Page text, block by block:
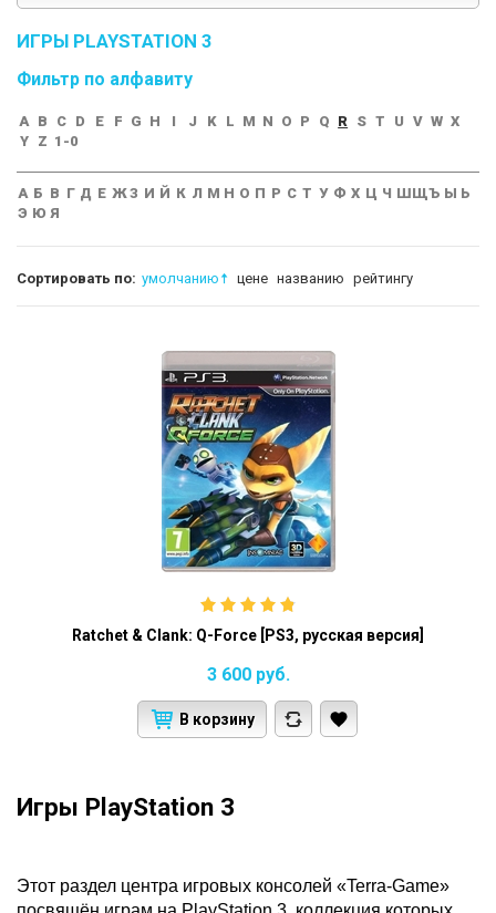
ИГРЫ PLAYSTATION 3
Фильтр по алфавиту
A B C D E F G H I J K L M N O P Q R S T U V W X
Y
Z 1-0
А Б В Г Д Е ЖЗ И Й К Л М Н О П Р С Т У Ф Х Ц Ч ШЩЪ Ы Ь
Э Ю Я
Сортировать по: умолчанию цене названию рейтингу
Ratchet & Clank: Q-Force [PS3, русская версия]
3 600 руб.
В корзину
Игры PlayStation 3
Этот раздел центра игровых консолей «Terra-Game»